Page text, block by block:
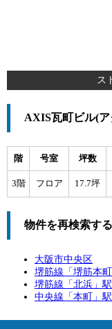
ス
AXIS瓦町ビル(
階 号室 坪数
3階 フロア 17.7坪
物件を再検索する
大阪市中央区
堺筋線「 堺筋本町
堺筋線「 北浜 」駅
中央線「 本町 」駅